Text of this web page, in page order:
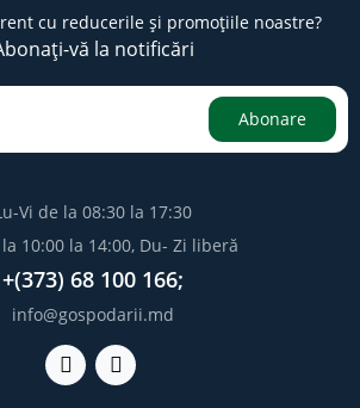
cu reducerile și promoțiile noastre?
vă la notificări
Abonare
Vi de la 08:30 la 17:30
la 10:00 la 14:00, Du- Zi liberă
+(373) 68 100 166;
info@gospodarii.md